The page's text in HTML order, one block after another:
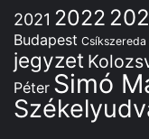
2021 2022
Budapest Csíkszereda
jegyzet
Péter Simó